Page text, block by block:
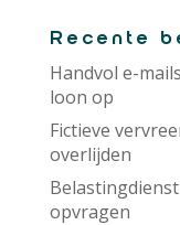
Recente
Handvol e-
loon op
Fictieve
overlijden
opvragen